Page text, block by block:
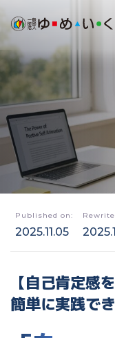
Published on:
2025.11.05
【自己肯定感
簡単に実践で